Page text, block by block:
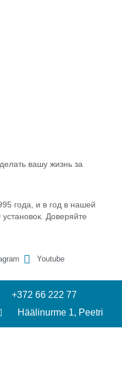
вашу жизнь за
года, и в год в нашей
Доверяйте
Youtube
+372 66 222 77
Häälinurme 1, Peetri